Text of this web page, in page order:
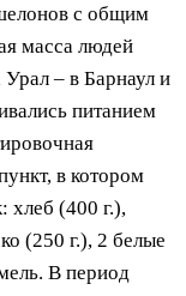
с общим
масса людей
Урал – в Барнаул и
питанием
в котором
хлеб (400 г.),
(250 г.), 2 белые
В период